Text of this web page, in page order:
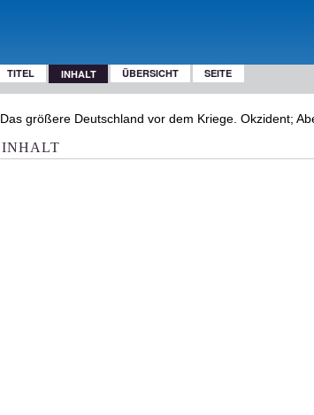
TITEL INHALT ÜBERSICHT SEITE
Das größere Deutschland vor dem Kriege. Okzident;
INHALT